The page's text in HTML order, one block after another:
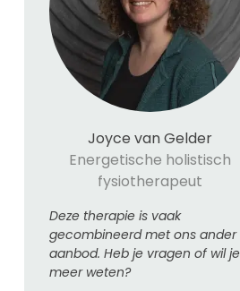
Joyce van Gelder
Energetische holistisch
fysiotherapeut
Deze therapie is vaak
gecombineerd met ons ander
aanbod. Heb je vragen of wil je
meer weten?